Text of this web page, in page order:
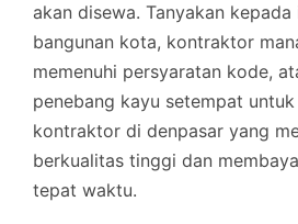
akan disewa. Tanyakan
bangunan kota, kontraktor
memenuhi persyaratan kode,
penebang kayu setempat
kontraktor di denpasar yang
berkualitas tinggi dan
tepat waktu.